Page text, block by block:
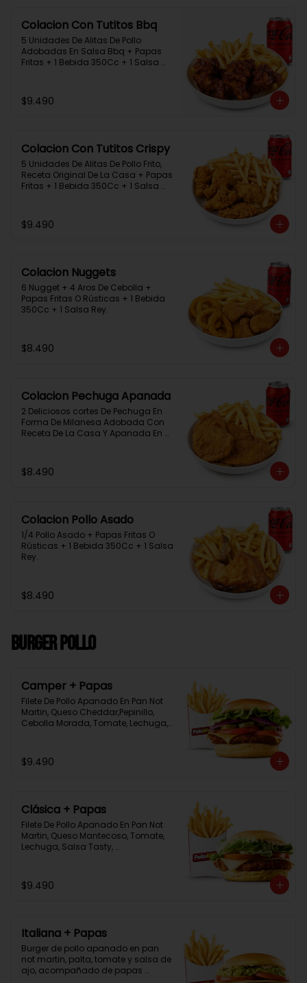
Colacion Con Tutitos Bbq
5 Unidades De Alitas De Pollo
Adobadas En Salsa Bbq + Papas
Fritas + 1 Bebida 350Cc + 1 Salsa
$9.490
Colacion Con Tutitos Crispy
5 Unidades De Alitas De Pollo Frito,
Receta Original De La Casa + Papas
Fritas + 1 Bebida 350Cc + 1 Salsa
$9.490
Colacion Nuggets
6 Nugget + 4 Aros De Cebolla +
Papas Fritas O Rústicas + 1 Bebida
350Cc + 1 Salsa Rey.
$8.490
Colacion Pechuga Apanada
2 Deliciosos cortes De Pechuga En
Forma De Milanesa Adobada Con
Receta De La Casa Y Apanada En
$8.490
Colacion Pollo Asado
1/4 Pollo Asado + Papas Fritas O
Rústicas + 1 Bebida 350Cc + 1 Salsa
Rey.
$8.490
Burger Pollo
Camper + Papas
Filete De Pollo Apanado En Pan Not
Martin, Queso Cheddar,Pepinillo,
Cebolla Morada, Tomate, Lechuga,
$9.490
Clásica + Papas
Filete De Pollo Apanado En Pan Not
Martin, Queso Mantecoso, Tomate,
Lechuga, Salsa Tasty,
$9.490
Italiana + Papas
Burger de pollo apanado en pan
not martin, palta, tomate y salsa de
ajo, acompañado de papas